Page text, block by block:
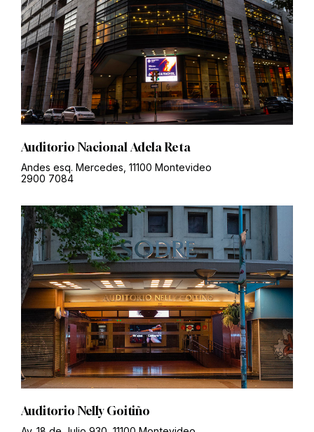
Auditorio Nacional Adela Reta
Andes esq. Mercedes, 11100 Montevideo
2900 7084
Auditorio Nelly Goitiño